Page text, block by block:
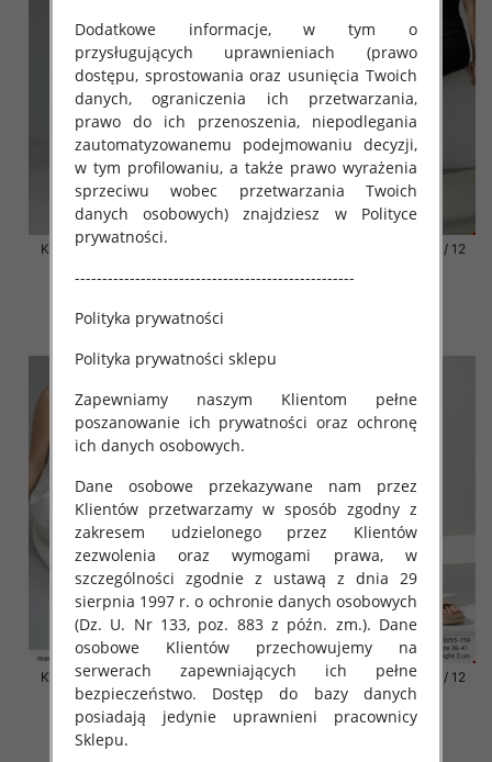
Klapki damskie Roz 36-42 / 12
szczegóły
Klapki damskie Roz 36-42 / 12
Klapki damskie Roz 36-42 / 12
par
41.00 zł
szczegóły
Klapki damskie Roz 36-42 / 12
par
41.00 zł
Dodatkowe informacje, w tym o
przysługujących uprawnieniach (prawo
dostępu, sprostowania oraz usunięcia Twoich
danych, ograniczenia ich przetwarzania,
prawo do ich przenoszenia, niepodlegania
zautomatyzowanemu podejmowaniu decyzji,
w tym profilowaniu, a także prawo wyrażenia
sprzeciwu wobec przetwarzania Twoich
danych osobowych) znajdziesz w Polityce
prywatności.
---------------------------------------------------
Polityka prywatności
Polityka prywatności sklepu
Zapewniamy naszym Klientom pełne
poszanowanie ich prywatności oraz ochronę
ich danych osobowych.
Dane osobowe przekazywane nam przez
Klientów przetwarzamy w sposób zgodny z
zakresem udzielonego przez Klientów
zezwolenia oraz wymogami prawa, w
szczególności zgodnie z ustawą z dnia 29
sierpnia 1997 r. o ochronie danych osobowych
(Dz. U. Nr 133, poz. 883 z późn. zm.). Dane
osobowe Klientów przechowujemy na
serwerach zapewniających ich pełne
bezpieczeństwo. Dostęp do bazy danych
posiadają jedynie uprawnieni pracownicy
Sklepu.